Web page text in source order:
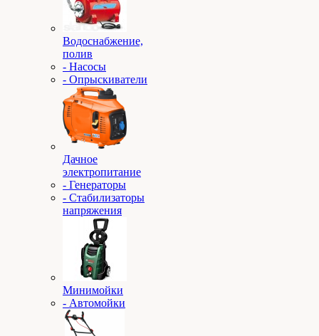
Водоснабжение,
полив
- Насосы
- Опрыскиватели
Дачное
электропитание
- Генераторы
- Стабилизаторы
напряжения
Минимойки
- Автомойки